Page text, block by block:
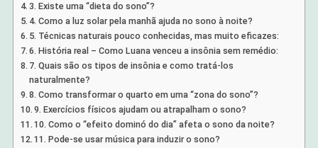
3. Existe uma “dieta do sono”?
4. Como a luz solar pela manhã ajuda no sono à noite?
5. Técnicas naturais pouco conhecidas, mas muito eficazes:
6. História real – Como Luana venceu a insônia sem remédio:
7. Quais são os tipos de insônia e como tratá-los
naturalmente?
8. Como transformar o quarto em uma “zona do sono”?
9. Exercícios físicos ajudam ou atrapalham o sono?
10. Como o “efeito dominó do dia” afeta o sono da noite?
11. Pode-se usar música para induzir o sono?